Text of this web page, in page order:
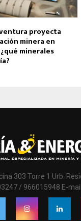
proyecta
minera en
minerales
303 Torre 1 Urb.
/ 966015948 E-